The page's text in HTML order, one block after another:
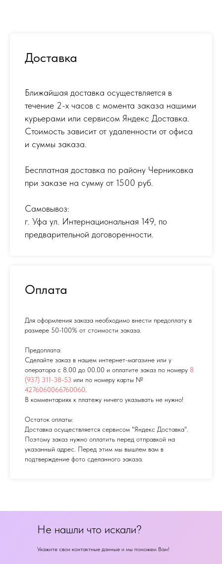
Доставка
Ближайшая доставка осуществляется в
течение 2-х часов с момента заказа нашими
курьерами или сервисом Яндекс Доставка.
Стоимость зависит от удаленности от офиса
и суммы заказа.
Бесплатная доставка по району Черниковка
при заказе на сумму от 1500 руб.
Самовывоз:
г. Уфа ул. Интернациональная 149, по
предварительной договоренности.
Оплата
Для оформления заказа необходимо внести предоплату в
размере 50-100% от стоимости заказа.
Предоплата:
Сделайте заказ в нашем интернет-магазине или у
оператора с 8.00 до 00.00 и оплатите заказ по номеру 8
(937) 311-38-53 или по номеру карты №
4276060066760060
В комментариях к платежу ничего указывать не нужно!
Остаток оплаты:
Доставка осуществляется сервисом "Яндекс Доставка".
Поэтому заказ нужно оплатить перед отправкой на
указанный адрес. Перед этим мы вышлем вам в
подтверждение фото сделанного заказа.
Не нашли что искали?
Укажите свои контактные данные и мы поможем Вам!